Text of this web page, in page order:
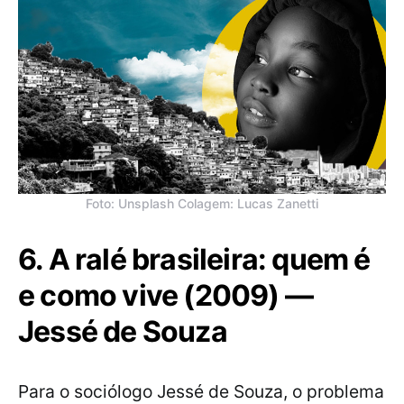
Foto: Unsplash Colagem: Lucas Zanetti
6. A ralé brasileira: quem é
e como vive (2009) —
Jessé de Souza
Para o sociólogo Jessé de Souza, o problema